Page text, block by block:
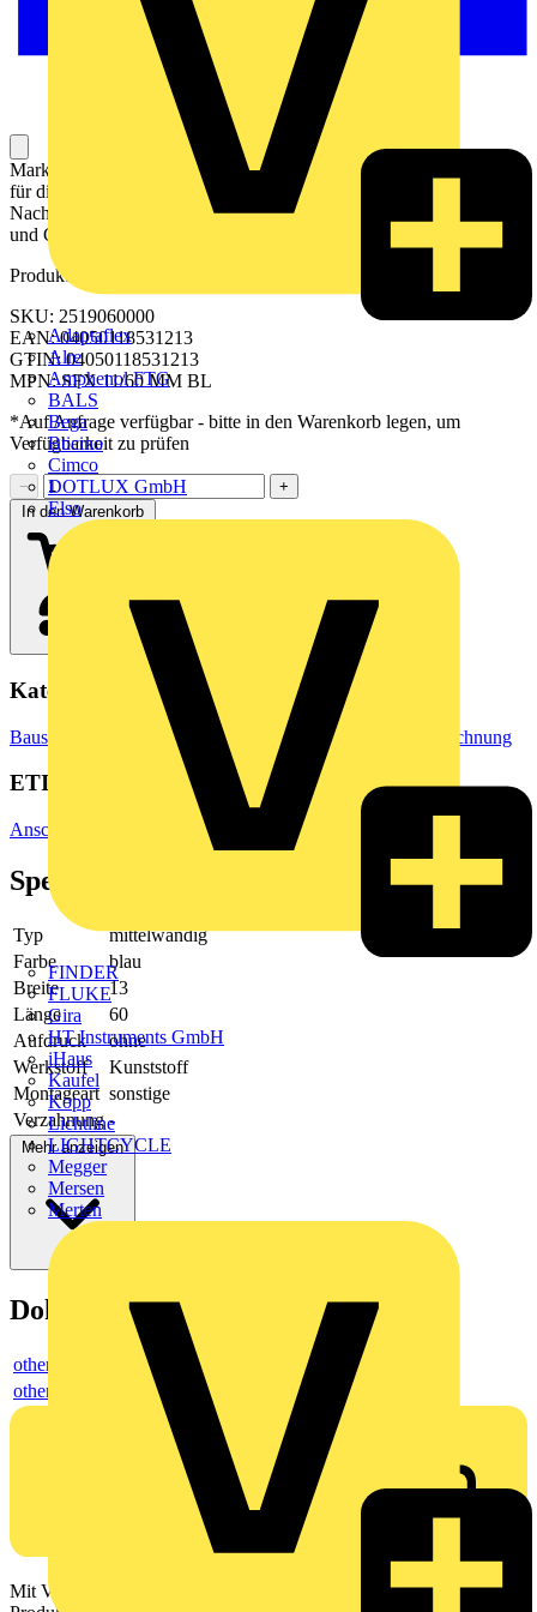
Adaptaflex
Alre
Amphenol FTG
BALS
Bega
Bticino
Cimco
DOTLUX GmbH
Elso
FINDER
FLUKE
Gira
HT Instruments GmbH
iHaus
Kaufel
Kopp
Lichtline
LIGHTCYCLE
Megger
Mersen
Merten
Markierer für Leiter und Kabel sind Kennzeichnungselemente, die
für die eindeutige Kennzeichnung, Organisation und
Nachverfolgbarkeit von elektrischen Leitern und Kabeln in Anlagen
und Geräten verwendet werden.
Produktkennzeichen
SKU: 2519060000
EAN: 04050118531213
GTIN: 04050118531213
MPN: SFX 11/60 MM BL
*Auf Anfrage verfügbar - bitte in den Warenkorb legen, um
Verfügbarkeit zu prüfen
−
+
In den Warenkorb
Kategorien
Baustoffe & Verbrauchsmaterialien Markierung & Kennzeichnung
ETIM Group
Anschluss- und Verbindungstechnik/Isoliermaterial (Elektro)
Spezifikationen
Typ
mittelwandig
Farbe
blau
Breite
13
Länge
60
Aufdruck
ohne
Werkstoff
Kunststoff
Montageart sonstige
Verzahnung -
Mehr anzeigen
Dokumente
others
others
Mit Voltimum erhalten Elektrofachkräfte Zugang zu Branchennews,